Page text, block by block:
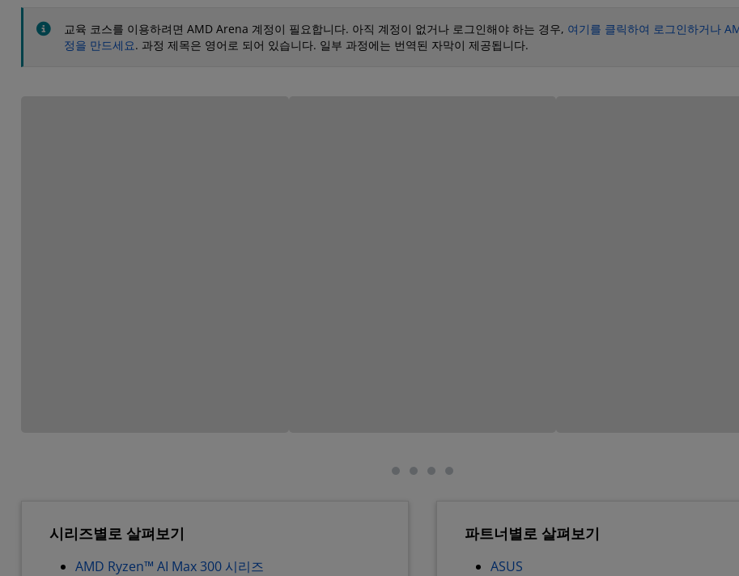
교육 코스를 이용하려면 AMD Arena 계정이 필요합니다. 아직 계정이 없거나 로그인해야 하는 경우, 여기를 클릭하여 로그인하거나
정을 만드세요. 과정 제목은 영어로 되어 있습니다. 일부 과정에는 번역된 자막이 제공됩니다.
시리즈별로 살펴보기
AMD Ryzen™ AI Max 300 시리즈
파트너별로 살펴보기
ASUS